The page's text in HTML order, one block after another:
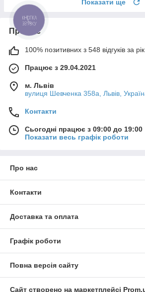
Показати ще
Про нас
100% позитивних з 548 відгуків за рік
Працює з 29.04.2021
м. Львів
вулиця Шевченка 358а, Львів,
Контакти
Сьогодні працює з 09:00 до 19:00
Показати весь графік роботи
Про нас
Контакти
Доставка та оплата
Графік роботи
Повна версія сайту
Сайт створено на маркетплейсі